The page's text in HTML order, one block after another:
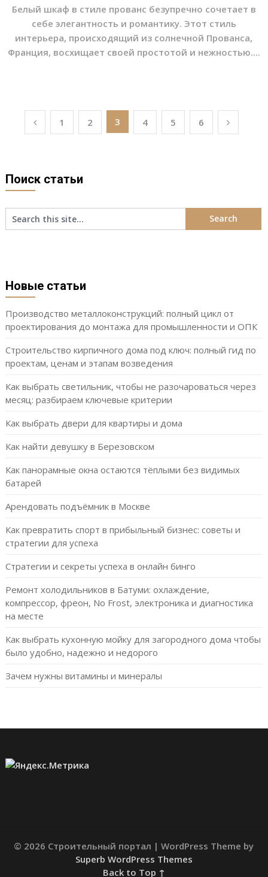
Белый шкаф в стиле прованс безупречно сочетает в
себе элегантность и романтику. Этот стиль
интерьера, происходящий из солнечной Прованса,
Франция, восхищает своей простотой и нежностью....
Пагинация
1 2 3 4 5 6
Поиск статьи
Новые статьи
Производство металлоконструкций: полный цикл от
проектирования до монтажа для промышленности и ОПК
Строительство кирпичного дома под ключ: полный гид по
проектам, ценам и этапам возведения
Как выбрать светильник, чтобы не разочароваться через
месяц: разбираем ключевые критерии
Как выбрать двери для квартиры и дома
Как найти девушку в Березовском
Как панорамные окна остаются тёплыми без видимых
батарей
Арендовать подъёмник в Москве
Как превратить спорт в прибыльный бизнес: советы и
стратегии для успеха
Стратегии и секреты успеха в онлайн бинго
Ремонт холодильников в Батуми: охлаждение,
компрессор, фреон, No Frost, электроника и диагностика
на месте
Как выбрать кухонную мойку для загородного дома чтобы
было удобно, надежно и недорого
Зачем нужны витамины и минералы
© 2026 Строительный портал | WordPress Theme by
Superb WordPress Themes
Back to Top ↑